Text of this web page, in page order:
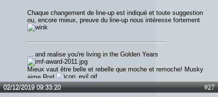
Chaque changement de line-up est indiqué et toute suggestion
ou, encore mieux, preuve du line-up nous intéresse fortement
... and realise you're living in the Golden Years
Mieux vaut être belle et rebelle que moche et remoche! Musky
aime Rod
#27
02/12/2019 09:33:20